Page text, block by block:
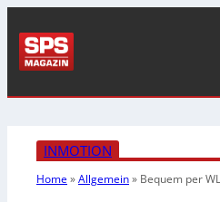
INMOTION
Home»Allgemein» Bequem per